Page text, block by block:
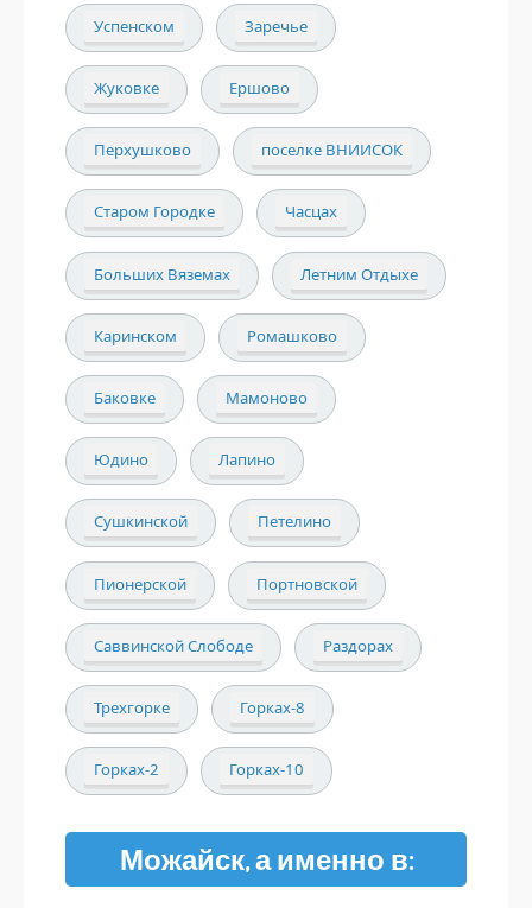
Успенском Заречье
Жуковке Ершово
Перхушково поселке ВНИИСОК
Старом Городке Часцах
Больших Вяземах Летним Отдыхе
Каринском Ромашково
Баковке Мамоново
Юдино Лапино
Сушкинской Петелино
Пионерской Портновской
Саввинской Слободе Раздорах
Трехгорке Горках-8
Горках-2 Горках-10
Можайск, а именно в: